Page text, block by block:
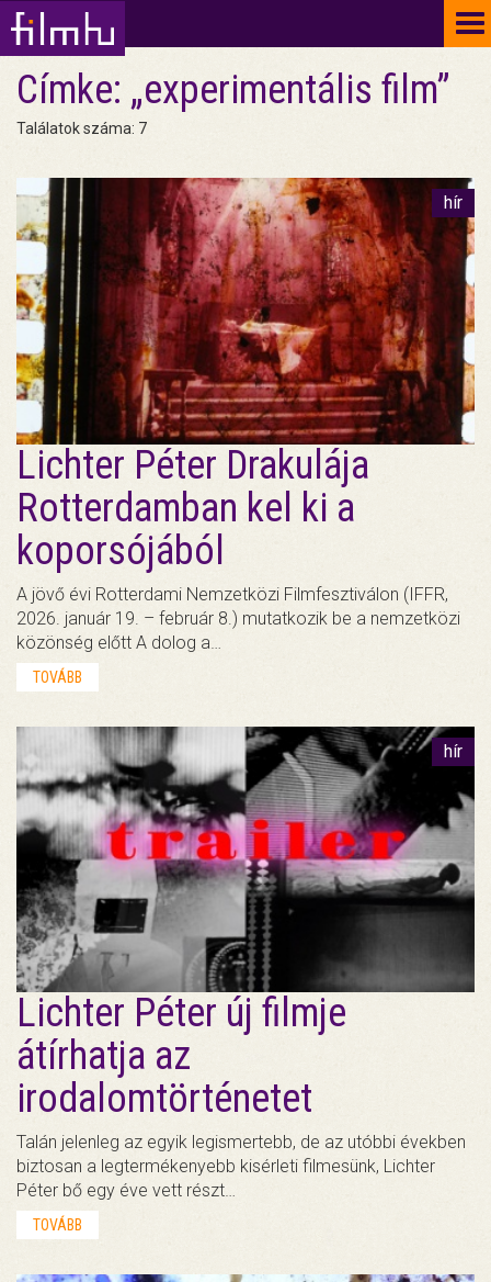
Címke: „experimentális film”
Találatok száma: 7
hír
Lichter Péter Drakulája
Rotterdamban kel ki a
koporsójából
A jövő évi Rotterdami Nemzetközi Filmfesztiválon (IFFR,
2026. január 19. – február 8.) mutatkozik be a nemzetközi
közönség előtt A dolog a…
TOVÁBB
hír
Lichter Péter új filmje
átírhatja az
irodalomtörténetet
Talán jelenleg az egyik legismertebb, de az utóbbi években
biztosan a legtermékenyebb kisérleti filmesünk, Lichter
Péter bő egy éve vett részt…
TOVÁBB